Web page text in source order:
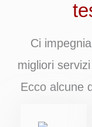
Ci
migliori
Ecco alcune